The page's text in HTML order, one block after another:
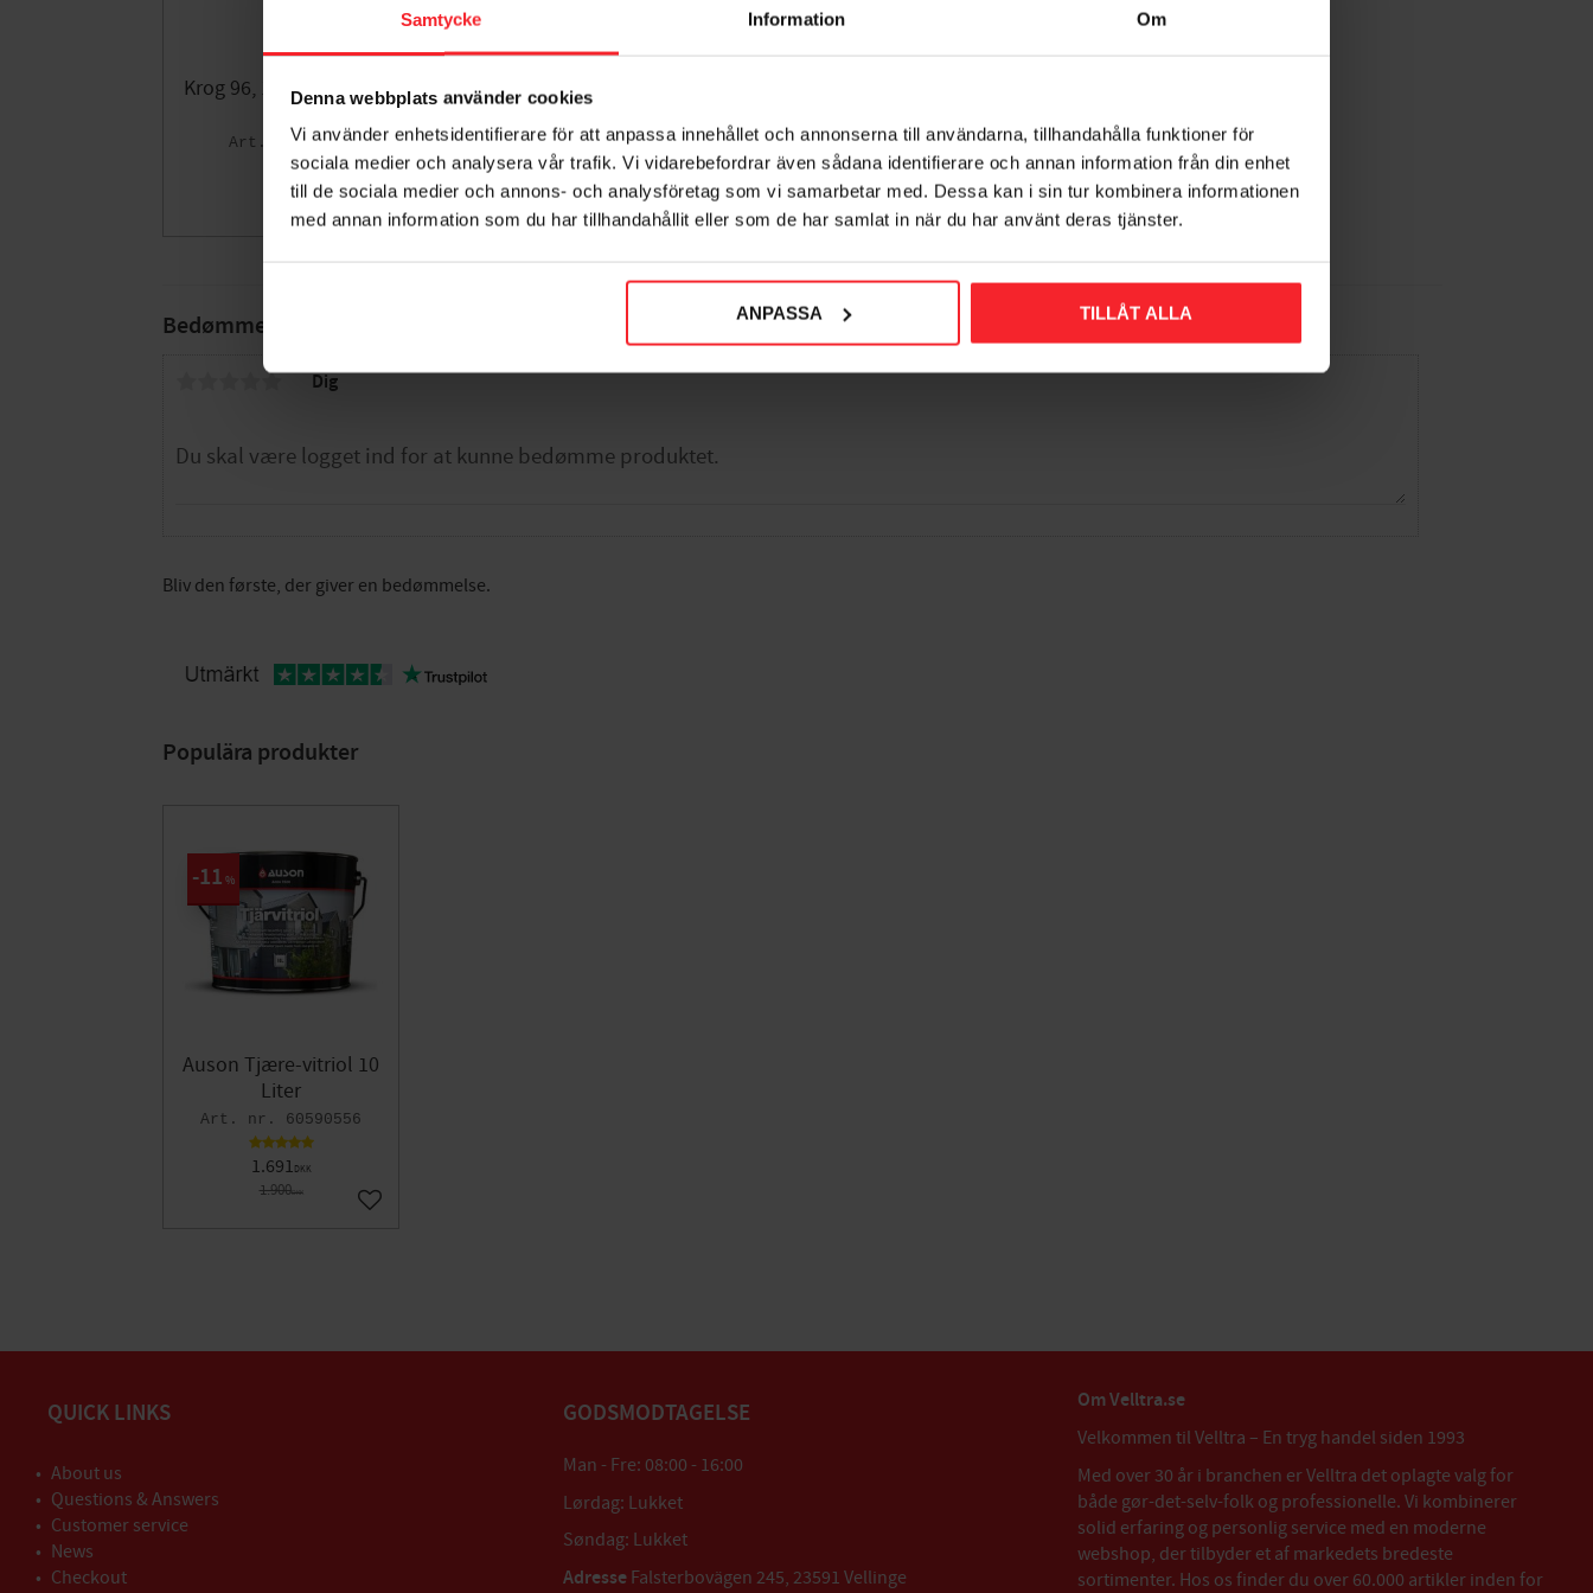
Samtycke Information Om
Denna webbplats använder cookies
Vi använder enhetsidentifierare för att anpassa innehållet och annonserna till användarna, tillhandahålla funktioner för
sociala medier och analysera vår trafik. Vi vidarebefordrar även sådana identifierare och annan information från din enhet
till de sociala medier och annons- och analysföretag som vi samarbetar med. Dessa kan i sin tur kombinera informationen
med annan information som du har tillhandahållit eller som de har samlat in när du har använt deras tjänster.
ANPASSA TILLÅT ALLA
Bedømmelser
Dig
Bliv den første, der giver en bedømmelse.
Krog 96, 100stk, Nikkel, Habo
001680508
3.325
Gem som favorit
Populära produkter
Auson Tjære-vitriol 10
Liter
60590556
1.691DKK
1.900DKK
11 %
Gem som favorit
QUICK LINKS
About us
Questions & Answers
Customer service
News
Checkout
GODSMODTAGELSE
Man - Fre: 08:00 - 16:00
Lørdag: Lukket
Søndag: Lukket
AdresseFalsterbovägen 245, 23591 Vellinge
Om Velltra.se
Velkommen til Velltra – En tryg handel siden 1993
Med over 30 år i branchen er Velltra det oplagte valg for
både gør-det-selv-folk og professionelle. Vi kombinerer
solid erfaring og personlig service med en moderne
webshop, der tilbyder et af markedets bredeste
sortimenter. Hos os finder du over 60.000 artikler inden for